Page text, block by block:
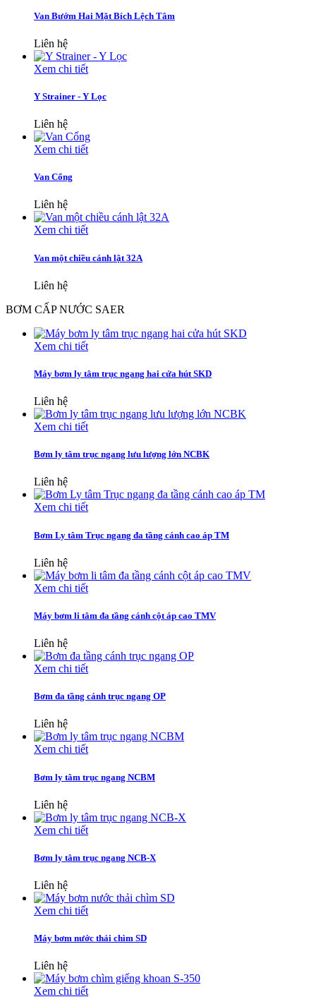
Van Bướm Hai Mặt Bích Lệch Tâm
Liên hệ
Xem chi tiết
Y Strainer - Y Lọc
Liên hệ
Xem chi tiết
Van Cổng
Liên hệ
Xem chi tiết
Van một chiều cánh lật 32A
Liên hệ
BƠM CẤP NƯỚC SAER
Xem chi tiết
Máy bơm ly tâm trục ngang hai cửa hút SKD
Liên hệ
Xem chi tiết
Bơm ly tâm trục ngang lưu lượng lớn NCBK
Liên hệ
Xem chi tiết
Bơm Ly tâm Trục ngang đa tầng cánh cao áp TM
Liên hệ
Xem chi tiết
Máy bơm li tâm đa tầng cánh cột áp cao TMV
Liên hệ
Xem chi tiết
Bơm đa tầng cánh trục ngang OP
Liên hệ
Xem chi tiết
Bơm ly tâm trục ngang NCBM
Liên hệ
Xem chi tiết
Bơm ly tâm trục ngang NCB-X
Liên hệ
Xem chi tiết
Máy bơm nước thải chìm SD
Liên hệ
Xem chi tiết